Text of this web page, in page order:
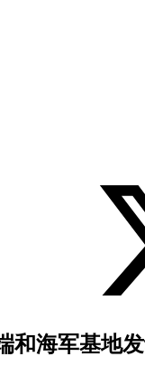
和海军基地